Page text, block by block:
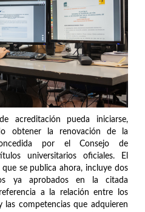
acreditación pueda iniciarse,
obtener la renovación de la
por el Consejo de
universitarios oficiales. El
que se publica ahora, incluye dos
ya aprobados en la citada
a la relación entre los
las competencias que adquieren